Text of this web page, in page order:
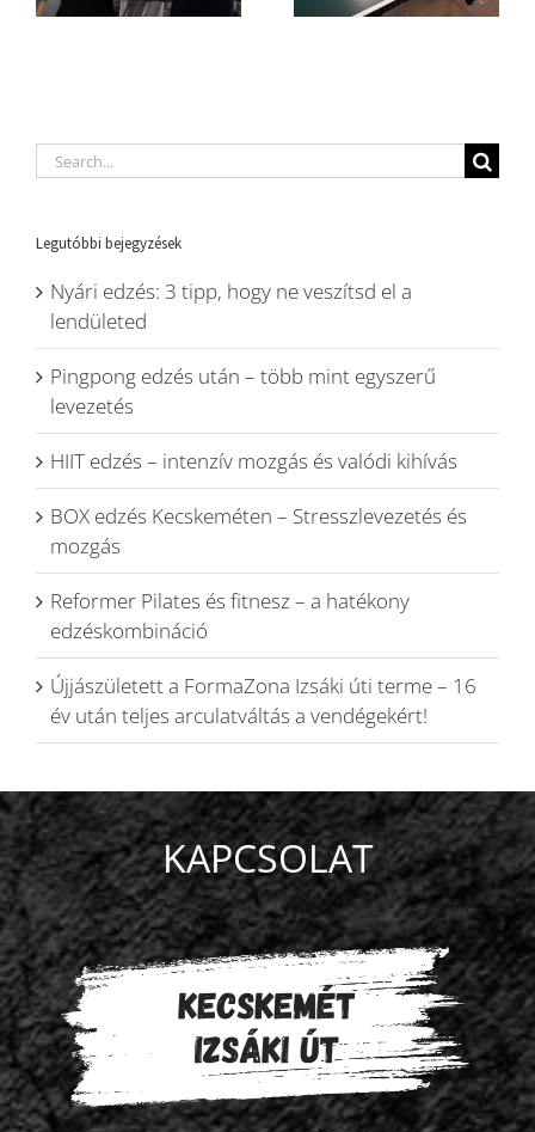
Search
for:
Legutóbbi bejegyzések
Nyári edzés: 3 tipp, hogy ne veszítsd el a
lendületed
Pingpong edzés után – több mint egyszerű
levezetés
HIIT edzés – intenzív mozgás és valódi kihívás
BOX edzés Kecskeméten – Stresszlevezetés és
mozgás
Reformer Pilates és fitnesz – a hatékony
edzéskombináció
Újjászületett a FormaZona Izsáki úti terme – 16
év után teljes arculatváltás a vendégekért!
KAPCSOLAT